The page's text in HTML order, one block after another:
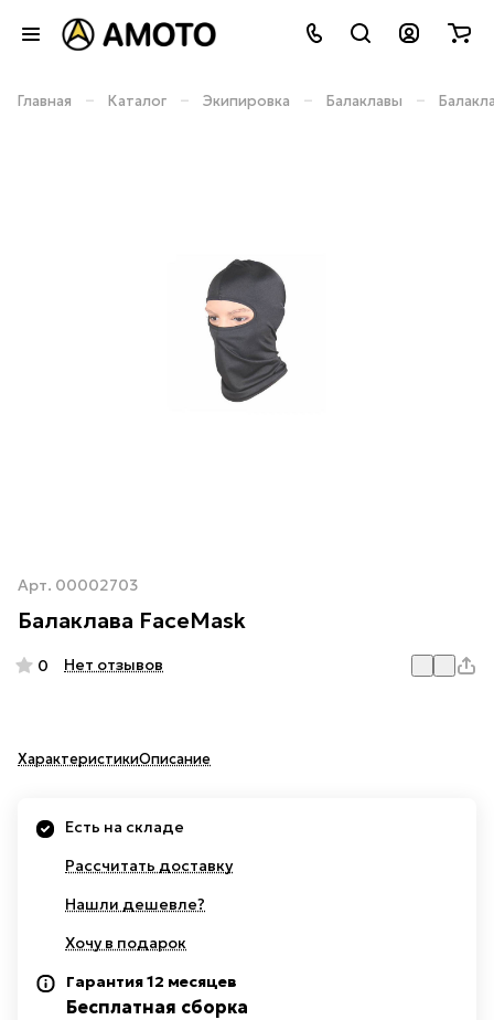
Главная – Каталог – Экипировка – Балаклавы –
Арт. 00002703
Балаклава FaceMask
0 Нет отзывов
ХарактеристикиОписание
Есть на складе
Рассчитать доставку
Нашли дешевле?
Хочу в подарок
Гарантия 12 месяцев
Бесплатная сборка